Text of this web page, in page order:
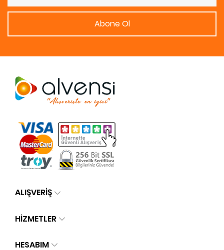
Abone Ol
ALIŞVERİŞ
HİZMETLER
HESABIM